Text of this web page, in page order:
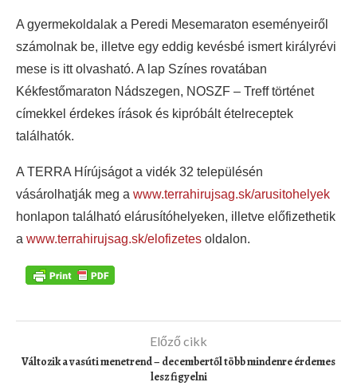
A gyermekoldalak a Peredi Mesemaraton eseményeiről
számolnak be, illetve egy eddig kevésbé ismert királyrévi
mese is itt olvasható. A lap Színes rovatában
Kékfestőmaraton Nádszegen, NOSZF – Treff történet
címekkel érdekes írások és kipróbált ételreceptek
találhatók.
A TERRA Hírújságot a vidék 32 településén
vásárolhatják meg a www.terrahirujsag.sk/arusitohelyek
honlapon található elárusítóhelyeken, illetve előfizethetik
a www.terrahirujsag.sk/elofizetes oldalon.
Előző cikk
Változik a vasúti menetrend – decembertől több mindenre érdemes
lesz figyelni